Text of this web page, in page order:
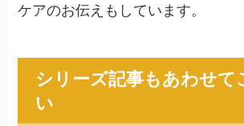
ケアのお伝えもしています。
シリーズ記事もあわせて
い